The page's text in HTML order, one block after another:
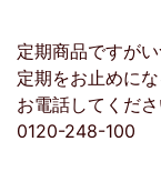
定期商品ですが
定期をお止めに
お電話してくださ
0120-248-100